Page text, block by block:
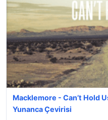
Macklemore - Can’t Hold
Yunanca Çevirisi